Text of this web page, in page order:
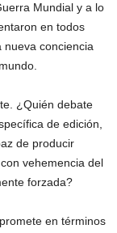
Mundial y a lo
en todos
conciencia
¿Quién debate
de edición,
de producir
vehemencia del
forzada?
en términos